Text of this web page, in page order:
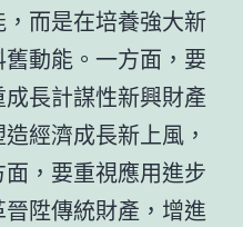
而是在培養強大新
動能。一方面，要
長計謀性新興財產
經濟成長新上風，
，要重視應用進步
陞傳統財產，增進